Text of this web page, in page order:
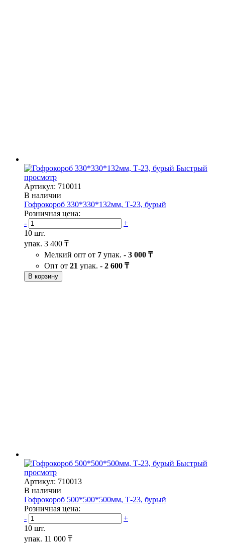
Быстрый
просмотр
Артикул: 710011
В наличии
Гофрокороб 330*330*132мм, Т-23, бурый
Розничная цена:
-
+
10 шт.
упак. 3 400 ₸
Мелкий опт от 7 упак. - 3 000 ₸
Опт от 21 упак. - 2 600 ₸
В корзину
Быстрый
просмотр
Артикул: 710013
В наличии
Гофрокороб 500*500*500мм, Т-23, бурый
Розничная цена:
-
+
10 шт.
упак. 11 000 ₸